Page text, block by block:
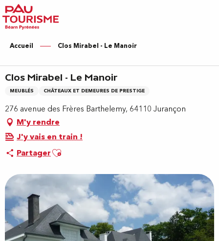
Aller
au
contenu
principal
Accueil Clos Mirabel - Le Manoir
Clos Mirabel - Le Manoir
MEUBLÉS CHÂTEAUX ET DEMEURES DE PRESTIGE
276 avenue des Frères Barthelemy, 64110 Jurançon
M'y rendre
J'y vais en train !
PartagerAjouter aux favoris